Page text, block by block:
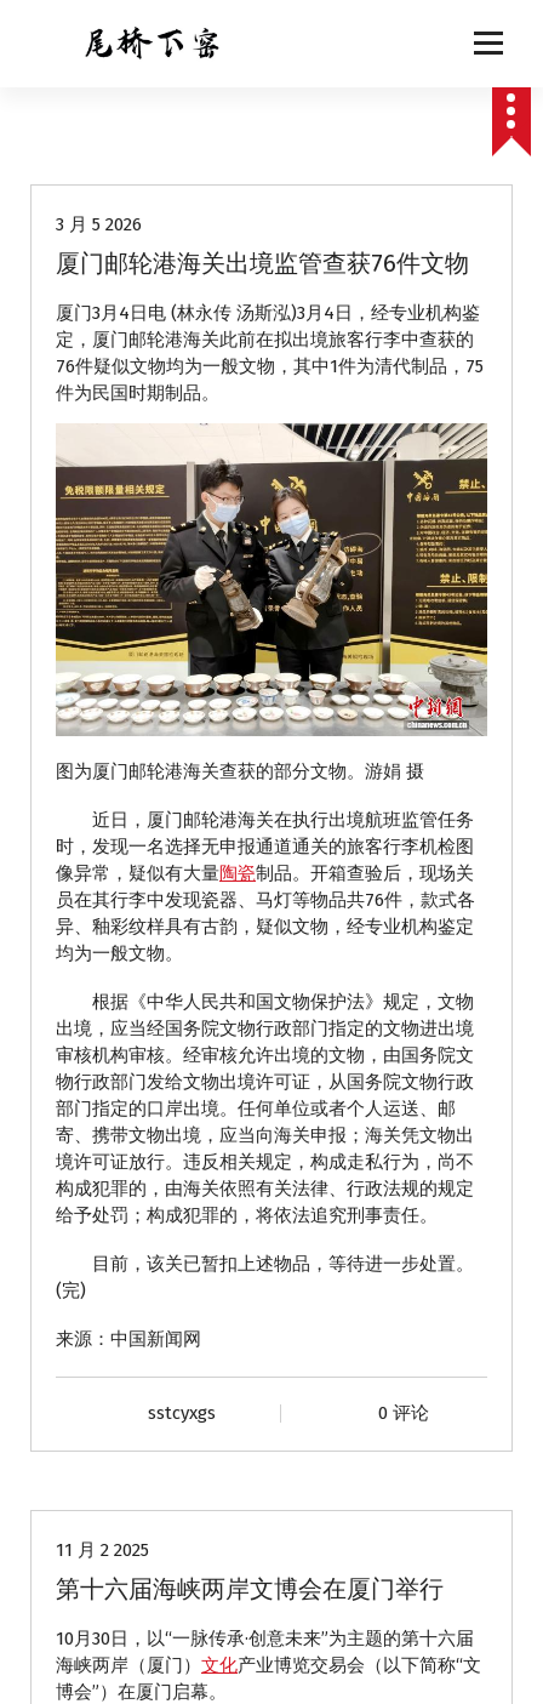
3 月 5 2026
厦门邮轮港海关出境监管查获76件文物
厦门3月4日电 (林永传 汤斯泓)3月4日，经专业机构鉴
定，厦门邮轮港海关此前在拟出境旅客行李中查获的
76件疑似文物均为一般文物，其中1件为清代制品，75
件为民国时期制品。
图为厦门邮轮港海关查获的部分文物。游娟 摄
近日，厦门邮轮港海关在执行出境航班监管任务
时，发现一名选择无申报通道通关的旅客行李机检图
像异常，疑似有大量陶瓷制品。开箱查验后，现场关
员在其行李中发现瓷器、马灯等物品共76件，款式各
异、釉彩纹样具有古韵，疑似文物，经专业机构鉴定
均为一般文物。
根据《中华人民共和国文物保护法》规定，文物
出境，应当经国务院文物行政部门指定的文物进出境
审核机构审核。经审核允许出境的文物，由国务院文
物行政部门发给文物出境许可证，从国务院文物行政
部门指定的口岸出境。任何单位或者个人运送、邮
寄、携带文物出境，应当向海关申报；海关凭文物出
境许可证放行。违反相关规定，构成走私行为，尚不
构成犯罪的，由海关依照有关法律、行政法规的规定
给予处罚；构成犯罪的，将依法追究刑事责任。
目前，该关已暂扣上述物品，等待进一步处置。
(完)
来源：中国新闻网
sstcyxgs 0 评论
11 月 2 2025
第十六届海峡两岸文博会在厦门举行
10月30日，以“一脉传承·创意未来”为主题的第十六届
海峡两岸（厦门） 文化产业博览交易会（以下简称“文
博会”）在厦门启幕。